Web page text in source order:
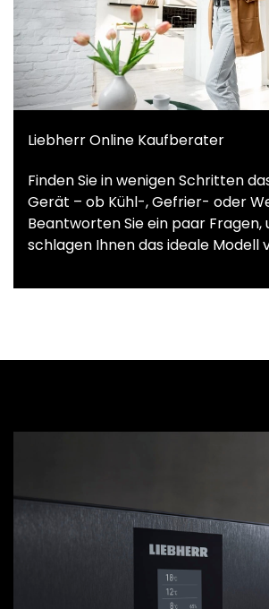
Liebherr Online Kaufberater
Finden Sie in wenigen Schritten
Gerät – ob Kühl-, Gefrier- oder
Beantworten Sie ein paar Fragen,
schlagen Ihnen das ideale Modell